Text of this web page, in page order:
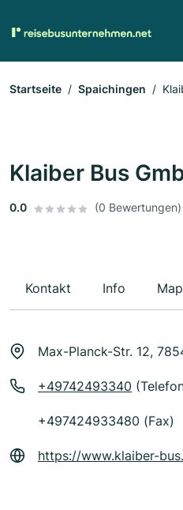
Startseite Spaichingen
Klaiber Bus
0.0 (0 Bewertungen)
Kontakt Info Map
Max-Planck-Str. 12,
+49742493340
+497424933480 (Fax)
https://www.klaiber-